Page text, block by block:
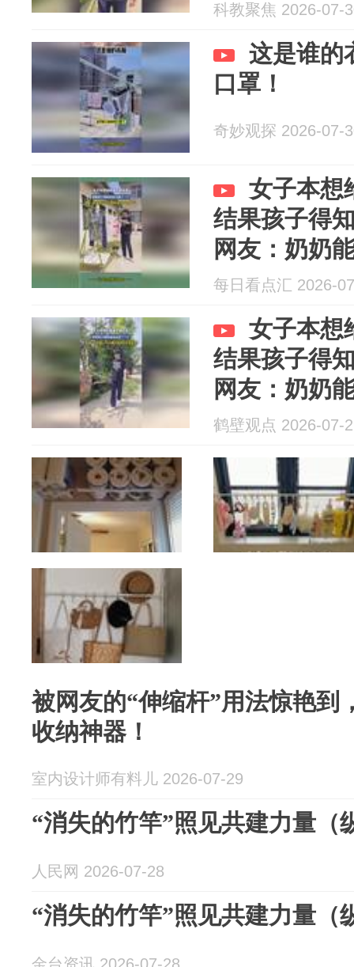
科教聚焦 2026-07-
这是谁的
口罩！
奇妙观探 2026-07-
女子本想
结果孩子得
网友：奶奶
有多能干
每日看点汇 2026-
女子本想
结果孩子得
网友：奶奶
有多能干
鹤壁观点 2026-07-
被网友的“伸缩杆”用法惊艳到
收纳神器！
室内设计师有料儿 2026-07-29
“消失的竹竿”照见共建力量（
人民网 2026-07-28
“消失的竹竿”照见共建力量（